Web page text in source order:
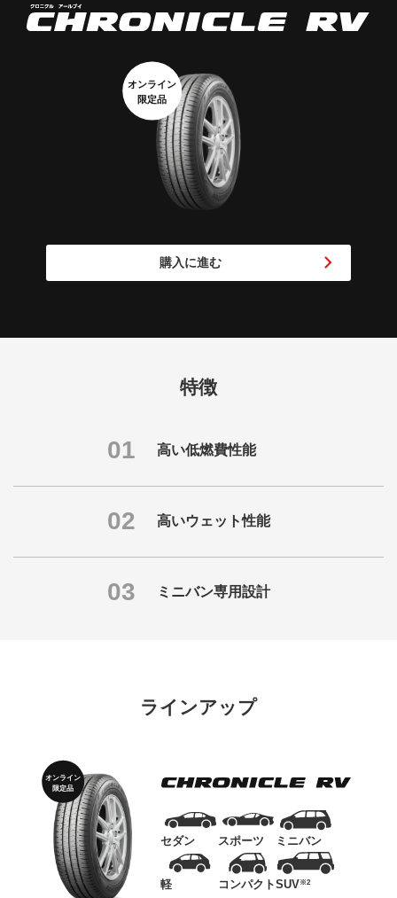
オンライン
限定品
購入に進む
特徴
01 高い低燃費性能
02 高いウェット性能
03 ミニバン専用設計
ラインアップ
オンライン
限定品
セダン スポーツ ミニバン
軽 コンパクトSUV※2